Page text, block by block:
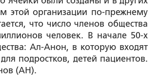
этой организации по-прежнему
что число членов общества
человек. В начале 50-х
Ал-Анон, в которую входят
подростков, детей пациентов.
(АН).